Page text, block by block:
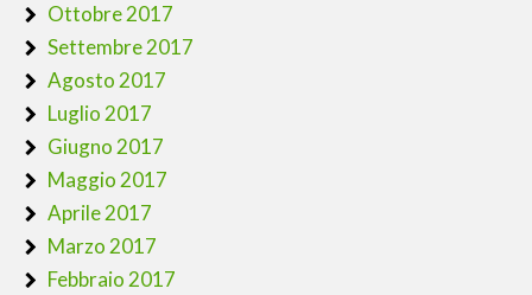
Ottobre 2017
Settembre 2017
Agosto 2017
Luglio 2017
Giugno 2017
Maggio 2017
Aprile 2017
Marzo 2017
Febbraio 2017